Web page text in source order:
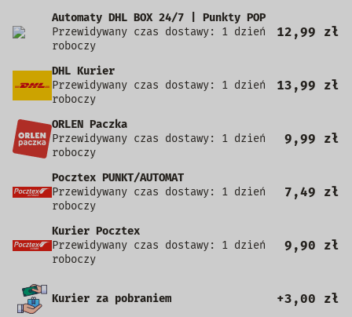
Automaty DHL BOX 24/7 | Punkty POP
Przewidywany czas dostawy: 1 dzień
roboczy
12,99 zł
DHL Kurier
Przewidywany czas dostawy: 1 dzień
roboczy
13,99 zł
ORLEN Paczka
Przewidywany czas dostawy: 1 dzień
roboczy
9,99 zł
Pocztex PUNKT/AUTOMAT
Przewidywany czas dostawy: 1 dzień
roboczy
7,49 zł
Kurier Pocztex
Przewidywany czas dostawy: 1 dzień
roboczy
9,90 zł
Kurier za pobraniem +3,00 zł